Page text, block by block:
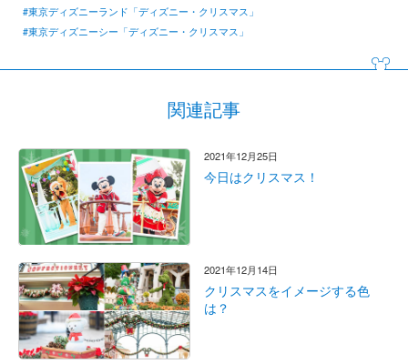
#東京ディズニーランド「ディズニー・クリスマス」
#東京ディズニーシー「ディズニー・クリスマス」
関連記事
2021年12月25日
今日はクリスマス！
2021年12月14日
クリスマスをイメージする色
は？